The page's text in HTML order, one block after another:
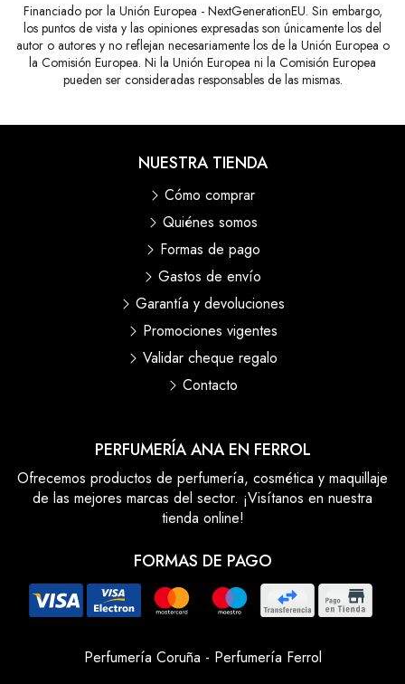
Financiado por la Unión Europea - NextGenerationEU. Sin embargo,
los puntos de vista y las opiniones expresadas son únicamente los del
autor o autores y no reflejan necesariamente los de la Unión Europea o
la Comisión Europea. Ni la Unión Europea ni la Comisión Europea
pueden ser consideradas responsables de las mismas.
PERFUMERÍA ANA EN FERROL
Ofrecemos productos de perfumería, cosmética y maquillaje
de las mejores marcas del sector. ¡Visítanos en nuestra
tienda online!
FORMAS DE PAGO
NUESTRA TIENDA
Cómo comprar
Quiénes somos
Formas de pago
Gastos de envío
Garantía y devoluciones
Promociones vigentes
Validar cheque regalo
Contacto
Perfumería Coruña - Perfumería Ferrol